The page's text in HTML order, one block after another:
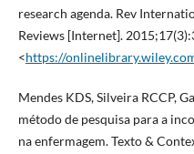
research agenda. Rev
Reviews [Internet].
<https://
Mendes KDS, Silveira RCCP,
método de pesquisa para a
na enfermagem. Texto &